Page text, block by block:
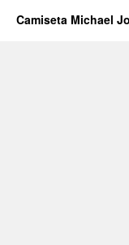
Camiseta Michael